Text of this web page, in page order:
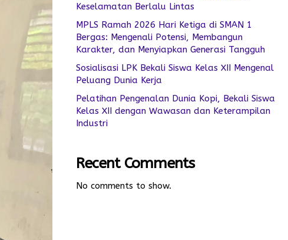
Keselamatan Berlalu Lintas
MPLS Ramah 2026 Hari Ketiga di SMAN 1
Bergas: Mengenali Potensi, Membangun
Karakter, dan Menyiapkan Generasi Tangguh
Sosialisasi LPK Bekali Siswa Kelas XII Mengenal
Peluang Dunia Kerja
Pelatihan Pengenalan Dunia Kopi, Bekali Siswa
Kelas XII dengan Wawasan dan Keterampilan
Industri
Recent Comments
No comments to show.